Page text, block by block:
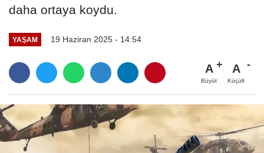
daha ortaya koydu.
YAŞAM 19 Haziran 2025 - 14:54
A
Büyüt
A
Küçült